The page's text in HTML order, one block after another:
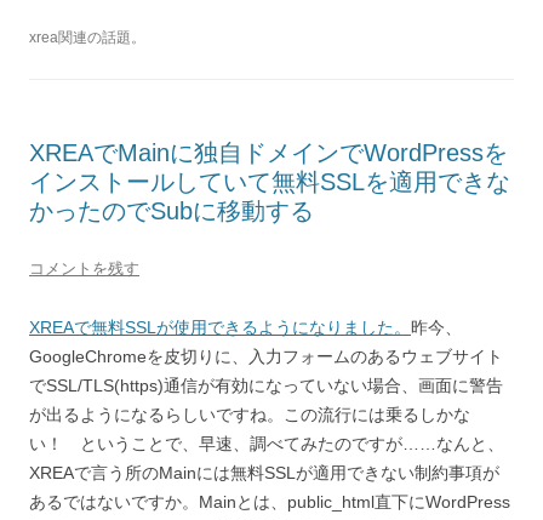
xrea関連の話題。
XREAでMainに独自ドメインでWordPressを
インストールしていて無料SSLを適用できな
かったのでSubに移動する
コメントを残す
XREAで無料SSLが使用できるようになりました。 昨今、
GoogleChromeを皮切りに、入力フォームのあるウェブサイト
でSSL/TLS(https)通信が有効になっていない場合、画面に警告
が出るようになるらしいですね。この流行には乗るしかな
い！ ということで、早速、調べてみたのですが……なんと、
XREAで言う所のMainには無料SSLが適用できない制約事項が
あるではないですか。Mainとは、public_html直下にWordPress